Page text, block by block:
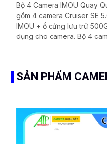
Bộ 4 Camera IMOU Quay
gồm 4 camera Cruiser SE
IMOU + ổ cứng lưu trữ
dụng cho camera. Bộ 4
SẢN PHẨM